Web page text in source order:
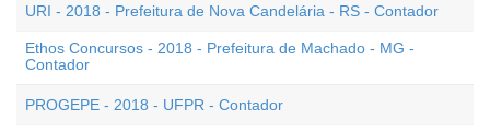
URI - 2018 - Prefeitura de Nova Candelária - RS - Contador
Ethos Concursos - 2018 - Prefeitura de Machado - MG -
Contador
PROGEPE - 2018 - UFPR - Contador